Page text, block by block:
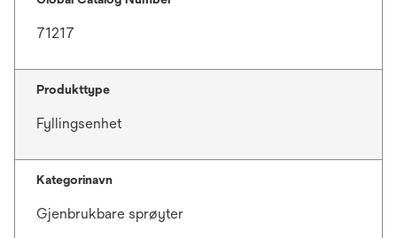
71217
Produkttype
Fyllingsenhet
Kategorinavn
Gjenbrukbare sprøyter